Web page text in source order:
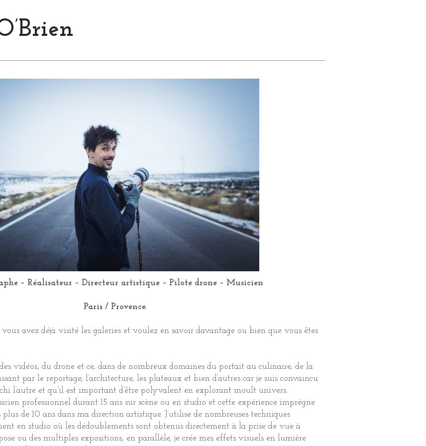
– Réalisateur – Directeur artistique – Pilote drone – Musicien
Paris / Provence.
vous avez déjà visité les galeries et voulez en savoir davantage ou bien que vous êtes
vidéos, du drone et ce, dans de nombreux domaines du portait au culinaire, de la
par le reportage, l’architecture, les plateaux et bien d’autres car je suis convaincu
l’autre et qu’il est important d’être polyvalent en explorant moult univers.
professionnel durant 15 ans sur scène ou en studio et cette expérience imprègne
de 10 ans dans ma direction artistique. J’utilise de nombreuses techniques
en studio où les dédoublements sont obtenus directement à la prise de vue à
ou des multiples expositions, en parallèle, je crée mes effets visuels en lumière